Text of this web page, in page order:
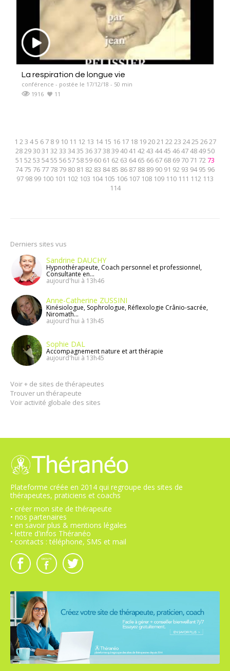
La respiration de longue vie
conférence - postée le 17/12/18 - 50 min
1916
11
1 23 45 6 7 8 9 10 11 12 13 14 15 16 17 18 192021 2223 2425 2627
28293031 3233 3435 363738394041 4243 4445 4647484950
51 5253 5455 56575859 60 61 62 63 64 65 66 67 68 69 70 71 7273
74 75 76 77 78 79 80 81 82 83 84 85 86 87 88 89 90 91 92 93 94 95 96
97 98 99 100 101 102 103 104 105 106 107 108 109 110 111 112 113
114
Derniers sites vus
Sandrine DAUCHY
Hypnothérapeute, Coach personnel et professionnel,
Consultante en...
aujourd'hui à 13h46
Anne-Catherine ZUSSINI
Kinésiologue, Sophrologue, Réflexologie Crânio-sacrée,
Niromath...
aujourd'hui à 13h45
Sophie DAL
Accompagnement nature et art thérapie
aujourd'hui à 13h45
Voir + de sites de thérapeutes
Trouver un thérapeute
Voir activité globale des sites
Plateforme créée en 2014 qui regroupe des sites de
thérapeutes, praticiens et coachs
• créer mon site de thérapeute
• nos partenaires
• en savoir plus & mentions légales
• lettre d'infos Théranéo
• contacts : téléphone, SMS et mail